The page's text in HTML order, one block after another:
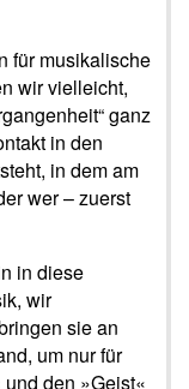
für musikalische
wir vielleicht,
ganz
in den
in dem am
wer – zuerst
in diese
wir
sie an
um nur für
den »Geist«